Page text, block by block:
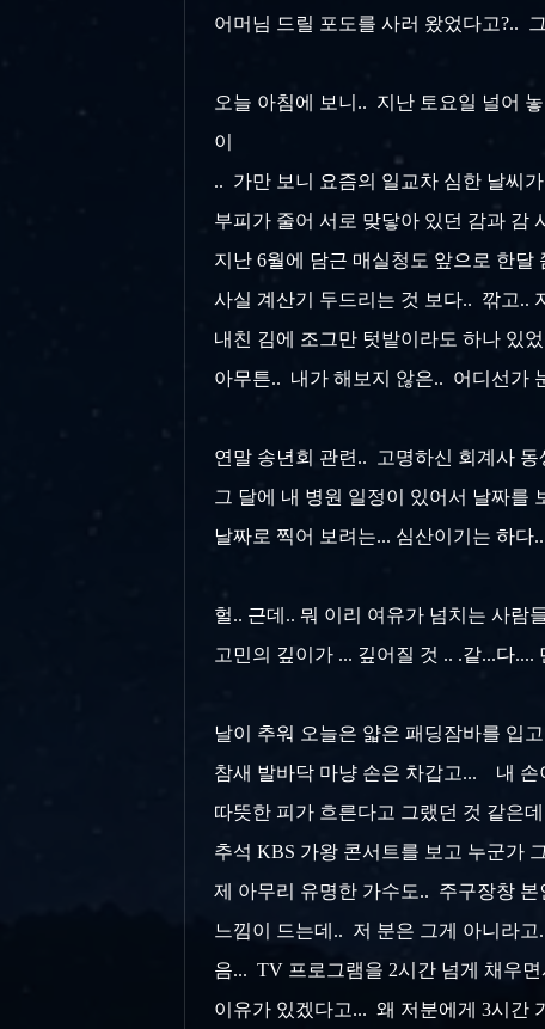
어머님 드릴 포도를 사러 왔었다고?..
오늘 아침에 보니.. 지난 토요일 널어
이
.. 가만 보니 요즘의 일교차 심한 날씨
부피가 줄어 서로 맞닿아 있던 감과 감
지난 6월에 담근 매실청도 앞으로 한
사실 계산기 두드리는 것 보다.. 깎고..
내친 김에 조그만 텃밭이라도 하나 있
아무튼.. 내가 해보지 않은.. 어디선가
연말 송년회 관련.. 고명하신 회계사
그 달에 내 병원 일정이 있어서 날짜
날짜로 찍어 보려는... 심산이기는 하
헐.. 근데.. 뭐 이리 여유가 넘치는 사
고민의 깊이가 ... 깊어질 것 .. .같...다....
날이 추워 오늘은 얇은 패딩잠바를 입
참새 발바닥 마냥 손은 차갑고... 내
따뜻한 피가 흐른다고 그랬던 것 같은
추석 KBS 가왕 콘서트를 보고 누군가
제 아무리 유명한 가수도.. 주구장창
느낌이 드는데.. 저 분은 그게 아니라
음... TV 프로그램을 2시간 넘게 채우
이유가 있겠다고... 왜 저분에게 3시간